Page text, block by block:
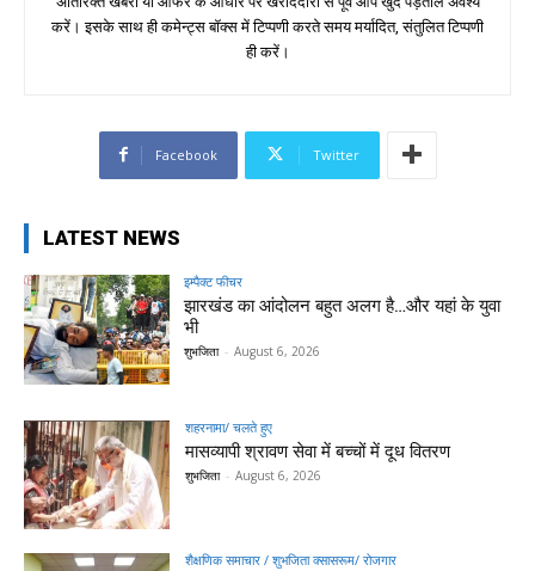
करें। इसके साथ ही कमेन्ट्स बॉक्स में टिप्पणी करते समय मर्यादित, संतुलित टिप्पणी
ही करें।
Facebook Twitter
LATEST NEWS
इम्पैक्ट फीचर
झारखंड का आंदोलन बहुत अलग है…और यहां के युवा
भी
शुभजिता - August 6, 2026
शहरनामा/ चलते हुए
मासव्यापी श्रावण सेवा में बच्चों में दूध वितरण
शुभजिता - August 6, 2026
शैक्षणिक समाचार / शुभजिता क्सासरूम/ रोजगार